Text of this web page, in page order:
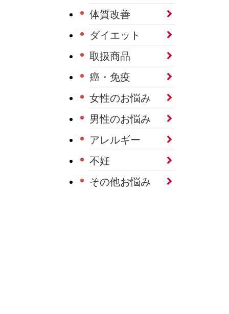
体質改善
ダイエット
取扱商品
癌・免疫
女性のお悩み
男性のお悩み
アレルギー
不妊
その他お悩み